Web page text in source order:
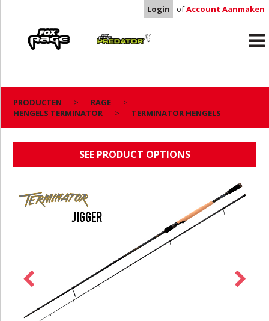
Login ofAccount Aanmaken
Predator
PRODUCTEN
RAGE
HENGELS TERMINATOR
TERMINATOR HENGELS
SEE PRODUCT OPTIONS